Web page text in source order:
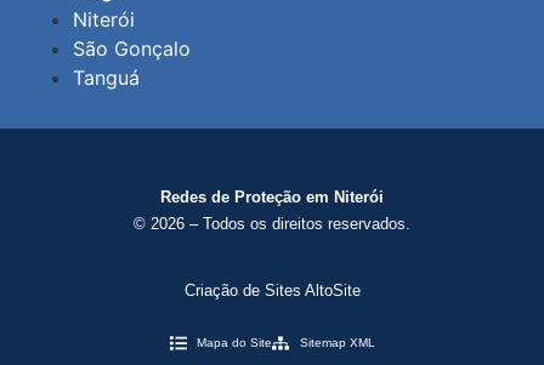
Niterói
São Gonçalo
Tanguá
Redes de Proteção em Niterói
© 2026 – Todos os direitos reservados.
Criação de Sites AltoSite
Mapa do Site Sitemap XML